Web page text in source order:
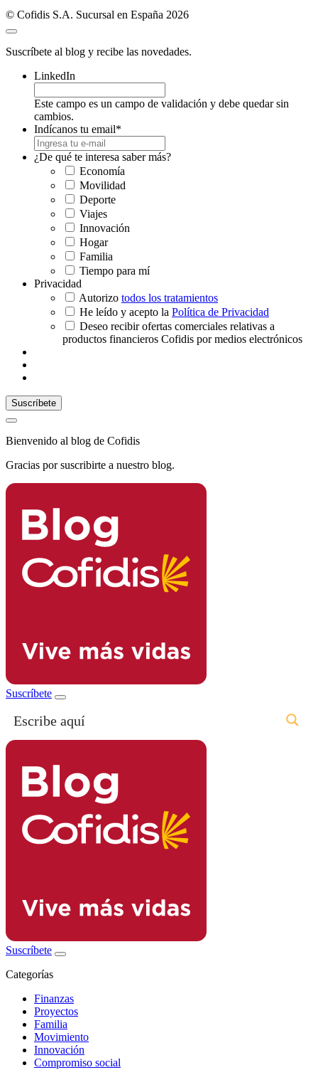
© Cofidis S.A. Sucursal en España 2026
Suscríbete al blog y recibe las novedades.
LinkedIn
Este campo es un campo de validación y debe quedar sin
cambios.
Indícanos tu email*
¿De qué te interesa saber más?
Economía
Movilidad
Deporte
Viajes
Innovación
Hogar
Familia
Tiempo para mí
Privacidad
Autorizo todos los tratamientos
He leído y acepto la Política de Privacidad
Deseo recibir ofertas comerciales relativas a
productos financieros Cofidis por medios electrónicos
Bienvenido al blog de Cofidis
Gracias por suscribirte a nuestro blog.
Suscríbete
Suscríbete
Categorías
Finanzas
Proyectos
Familia
Movimiento
Innovación
Compromiso social